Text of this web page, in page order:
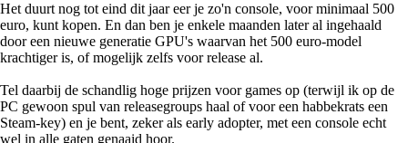
Het duurt nog tot eind dit jaar eer je zo'n console, voor minimaal 500
euro, kunt kopen. En dan ben je enkele maanden later al ingehaald
door een nieuwe generatie GPU's waarvan het 500 euro-model
krachtiger is, of mogelijk zelfs voor release al.
Tel daarbij de schandlig hoge prijzen voor games op (terwijl ik op de
PC gewoon spul van releasegroups haal of voor een habbekrats een
Steam-key) en je bent, zeker als early adopter, met een console echt
wel in alle gaten genaaid hoor.